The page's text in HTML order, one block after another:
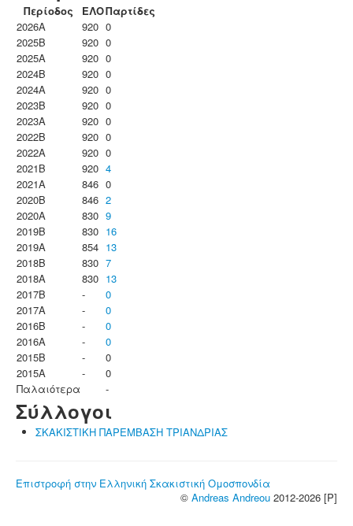
Περίοδος ΕΛΟΠαρτίδες
2026A
920 0
2025B
920 0
2025A
920 0
2024B
920 0
2024A
920 0
2023B
920 0
2023Α
920 0
2022B
920 0
2022A
920 0
2021B
920 4
2021A
846 0
2020B
846 2
2020A
830 9
2019B
830 16
2019A
854 13
2018B
830 7
2018A
830 13
2017B
-
0
2017A
-
0
2016B
-
0
2016A
-
0
2015B
-
0
2015A
-
0
Παλαιότερα
-
Σύλλογοι
ΣΚΑΚΙΣΤΙΚΗ ΠΑΡΕΜΒΑΣΗ ΤΡΙΑΝΔΡΙΑΣ
Επιστροφή στην Ελληνική Σκακιστική Ομοσπονδία
© Andreas Andreou 2012-2026 [P]